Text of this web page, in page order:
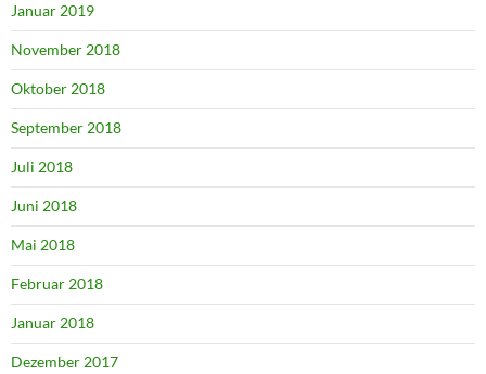
Januar 2019
November 2018
Oktober 2018
September 2018
Juli 2018
Juni 2018
Mai 2018
Februar 2018
Januar 2018
Dezember 2017